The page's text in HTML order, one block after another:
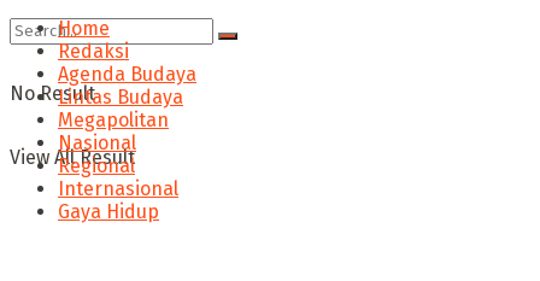
No Result
View All Result
Home
Redaksi
Agenda Budaya
Lintas Budaya
Megapolitan
Nasional
Regional
Internasional
Gaya Hidup